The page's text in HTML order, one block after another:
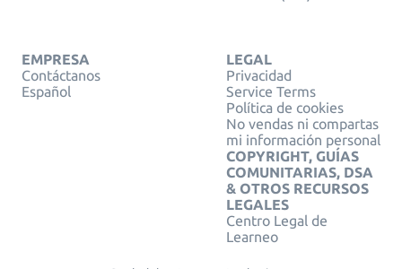
EMPRESA
Contáctanos
Español
LEGAL
Privacidad
Service Terms
Política de cookies
No vendas ni compartas
mi información personal
COPYRIGHT, GUÍAS
COMUNITARIAS, DSA
& OTROS RECURSOS
LEGALES
Centro Legal de
Learneo